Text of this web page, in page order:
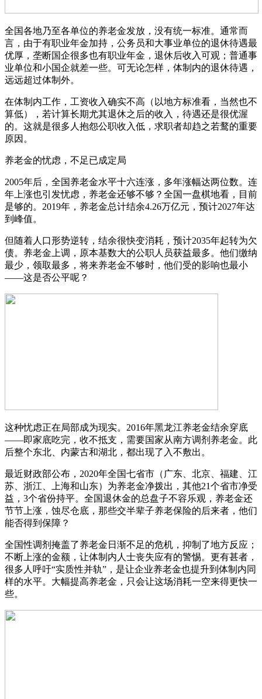
全国各地乃至各单位的养老金发放，没有统一标准。通常而
言，由于有职业年金加持，公务员和大事业单位的退休待遇最
优厚，垄断国企很多也有职业年金，退休后收入可观；普通事
业单位和小国企就差一些。可无论怎样，体制内的退休待遇，
远远超过体制外。
在体制内工作，工资收入确实不高（以地方标准看，当然也不
算低），若计算长期尤其退休之后的收入，待遇还是很优渥
的。这就是很多人抱怨公职收入低，求职者却趋之若鹜的重要
原因。
养老金的忧虑，不足已成定局
2005年后，全国养老金水平十六连涨，多年涨幅达两位数。连
年上涨也引发忧虑，养老金还够不够？全国一盘棋地看，目前
是够的。2019年，养老金总计结余4.26万亿元，预计2027年达
到峰值。
但随着人口形势逆转，结余很快变消耗，预计2035年起转为欠
债。养老金上调，原本基数大的公职人员获益最多。他们缴纳
最少，领取最多，将来养老金不够时，他们受的影响也最小
——这是否公平呢？
这种忧虑正在局部成为现实。2016年黑龙江养老金结余穿底
——即家底吃完，收不抵支，需要国家从南方调剂养老金。此
后整个东北、内蒙古和湖北，都出现了入不敷出。
最近财政部公布，2020年全国七省市（广东、北京、福建、江
苏、浙江、上海和山东）为养老金净拨出，其他21个省市净受
益，3个省份持平。全国退休金的总盘子不容乐观，养老金还
节节上涨，蚀尽仓底，那些交半辈子养老保险的后来者，他们
能否得到保障？
全国性调剂掩盖了养老金日渐不足的危机，抑制了地方反应；
不断上涨的金额，让体制内人士丧失应有的警惕。更有甚者，
很多人呼吁“实质性并轨”，是让企业养老金也提升到体制内同
样的水平。大幅提高养老金，只会让这场消耗一空来得更快一
些。